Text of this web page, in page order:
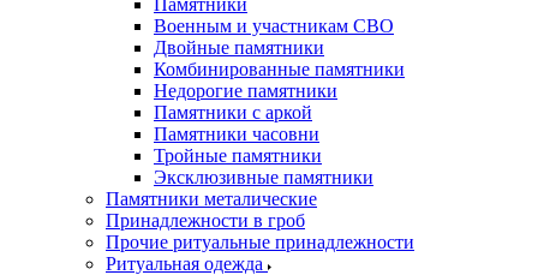
Памятники
Военным и участникам СВО
Двойные памятники
Комбинированные памятники
Недорогие памятники
Памятники с аркой
Памятники часовни
Тройные памятники
Эксклюзивные памятники
Памятники металические
Принадлежности в гроб
Прочие ритуальные принадлежности
Ритуальная одежда